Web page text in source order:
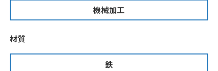
機械加工
材質
鉄